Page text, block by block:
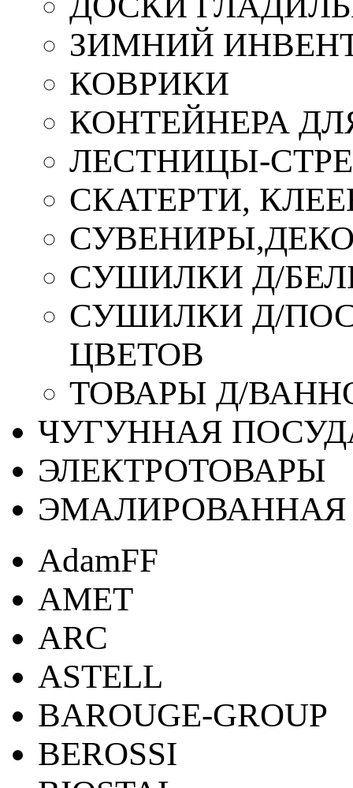
ЗИМНИЙ
КОВРИКИ
КОНТЕЙНЕРА
ЛЕСТНИЦЫ-
СКАТЕРТИ,
СУШИЛКИ Д/
СУШИЛКИ Д/
ЦВЕТОВ
ТОВАРЫ Д/
ЧУГУННАЯ
ЭЛЕКТРОТОВАРЫ
ЭМАЛИРОВАННАЯ
AdamFF
AMET
ARC
ASTELL
BAROUGE-GROUP
BEROSSI